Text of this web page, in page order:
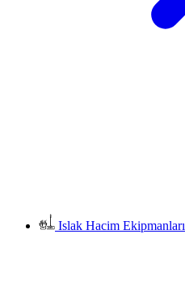
Islak Hacim Ekipmanları